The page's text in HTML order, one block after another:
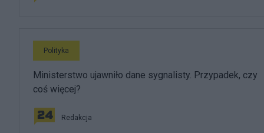
Polityka
Ministerstwo ujawniło dane sygnalisty. Przypadek, czy
coś więcej?
Redakcja